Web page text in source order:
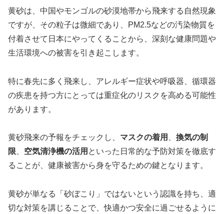
黄砂は、中国やモンゴルの砂漠地帯から飛来する自然現象
ですが、その粒子は微細であり、PM2.5などの汚染物質を
付着させて日本にやってくることから、深刻な健康問題や
生活環境への被害を引き起こします。
特に春先に多く飛来し、アレルギー症状や呼吸器、循環器
の疾患を持つ方にとっては重症化のリスクを高める可能性
があります。
黄砂飛来の予報をチェックし、 マスクの着用
換気の制
限
空気清浄機の活用 といった日常的な予防対策を徹底す
ることが、健康被害から身を守るための鍵となります。
黄砂が単なる「砂ぼこり」ではないという認識を持ち、適
切な対策を講じることで、快適かつ安全に過ごせるように